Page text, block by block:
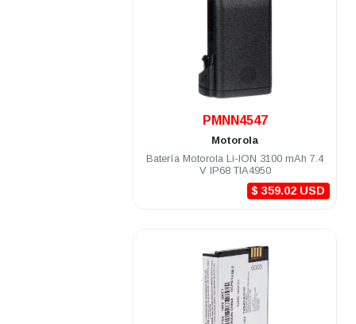
PMNN4547
Motorola
Batería Motorola Li-ION 3100 mAh 7.4
V IP68 TIA4950
$ 359.02 USD